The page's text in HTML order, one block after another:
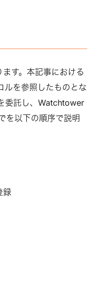
す。本記事における
ルを参照したものとな
委託し、Watchtower
を以下の順序で説明
録